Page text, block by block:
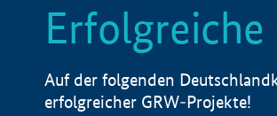
Auf der folgenden
erfolgreicher GRW-Projekte!